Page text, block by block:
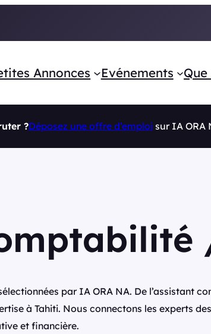
Annonces Evénements
?Déposez une offre d’emploisur IA ORA
par IA ORA NA. De l’assistant
à Tahiti. Nous connectons les experts
et financière.